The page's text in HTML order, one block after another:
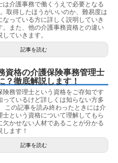
は介護事務で働くうえで必要となる
取得したほうがいいのか、難易度は
なっている方に詳しく説明していき
。また、他の介護事務資格との違い
ていきます。
記事を読む
資格の介護保険事務管理士
？徹底解説します！
険務管理士という資格をご存知です
っているけど詳しくは知らない方多
この記事を読み終わったときには介
士という資格について理解してもら
欠かせない人材であることが分かる
ます！
記事を読む